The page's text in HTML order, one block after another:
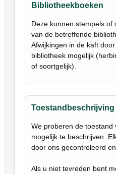
Bibliotheekboeken
Deze kunnen stempels of
van de betreffende
Afwijkingen in de kaft
bibliotheek mogelijk
of soortgelijk).
Toestandbeschrijving
We proberen de toestand
mogelijk te beschrijven.
door ons gecontroleerd
Als u niet tevreden bent